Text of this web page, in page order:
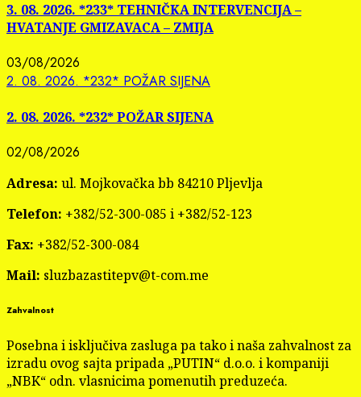
3. 08. 2026. *233* TEHNIČKA INTERVENCIJA –
HVATANJE GMIZAVACA – ZMIJA
03/08/2026
2. 08. 2026. *232* POŽAR SIJENA
2. 08. 2026. *232* POŽAR SIJENA
02/08/2026
Adresa: ul. Mojkovačka bb 84210 Pljevlja
Telefon: +382/52-300-085 i +382/52-123
Fax: +382/52-300-084
Mail: sluzbazastitepv@t-com.me
Zahvalnost
Posebna i isključiva zasluga pa tako i naša zahvalnost za
izradu ovog sajta pripada „PUTIN“ d.o.o. i kompaniji
„NBK“ odn. vlasnicima pomenutih preduzeća.